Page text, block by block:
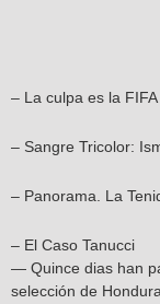
– La culpa es la FIFA
– Sangre Tricolor:
– Panorama. La
– El Caso Tanucci
— Quince dias han
selección de